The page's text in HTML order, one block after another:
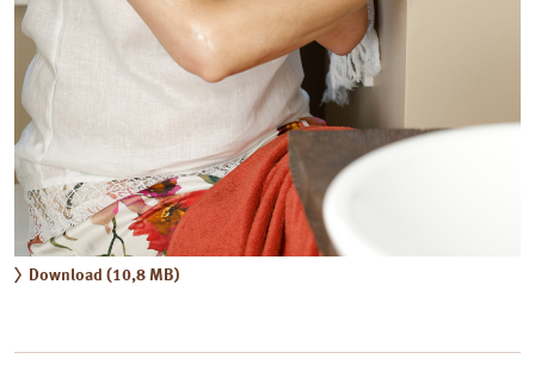
Download (10,8 MB)